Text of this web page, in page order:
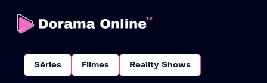
Séries Filmes Reality Shows